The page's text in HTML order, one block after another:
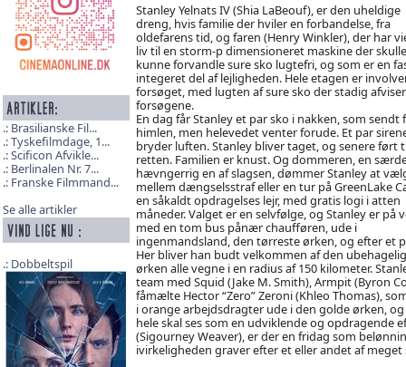
Brasilianske Fil...
Tyskefilmdage, 1...
Scificon Afvikle...
Berlinalen Nr. 7...
Franske Filmmand...
Se alle artikler
Dobbeltspil
Stanley Yelnats IV (Shia LaBeouf), er den uheldige
dreng, hvis familie der hviler en forbandelse, fra
oldefarens tid, og faren (Henry Winkler), der har
liv til en storm-p dimensioneret maskine der skulle
kunne forvandle sure sko lugtefri, og som er en
integeret del af lejligheden. Hele etagen er
forsøget, med lugten af sure sko der stadig
forsøgene.
En dag får Stanley et par sko i nakken, som sendt
himlen, men helevedet venter forude. Et par
bryder luften. Stanley bliver taget, og senere ført
retten. Familien er knust. Og dommeren, en
hævngerrig en af slagsen, dømmer Stanley at
mellem dængselsstraf eller en tur på GreenLake
en såkaldt opdragelses lejr, med gratis logi i atten
måneder. Valget er en selvfølge, og Stanley er på
med en tom bus pånær chaufføren, ude i
ingenmandsland, den tørreste ørken, og efter et
Her bliver han budt velkommen af den
ørken alle vegne i en radius af 150 kilometer.
team med Squid (Jake M. Smith), Armpit (Byron
fåmælte Hector “Zero” Zeroni (Khleo Thomas),
i orange arbejdsdragter ude i den golde ørken,
hele skal ses som en udviklende og
(Sigourney Weaver), er der en fridag som
ivirkeligheden graver efter et eller andet af